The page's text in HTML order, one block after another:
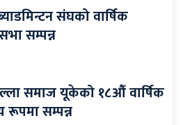
संघको वार्षिक
सम्पन्न
समाज यूकेको १८औँ वार्षिक
सम्पन्न